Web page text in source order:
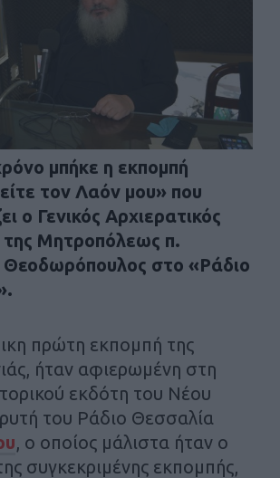
μπήκε η εκπομπή
τον Λαόν μου» που
ο Γενικός Αρχιερατικός
της Μητροπόλεως π.
Θεοδωρόπουλος στο «Ράδιο
πρώτη εκπομπή της
ήταν αφιερωμένη στη
εκδότη του Νέου
του Ράδιο Θεσσαλία
, ο οποίος μάλιστα ήταν ο
συγκεκριμένης εκπομπής,